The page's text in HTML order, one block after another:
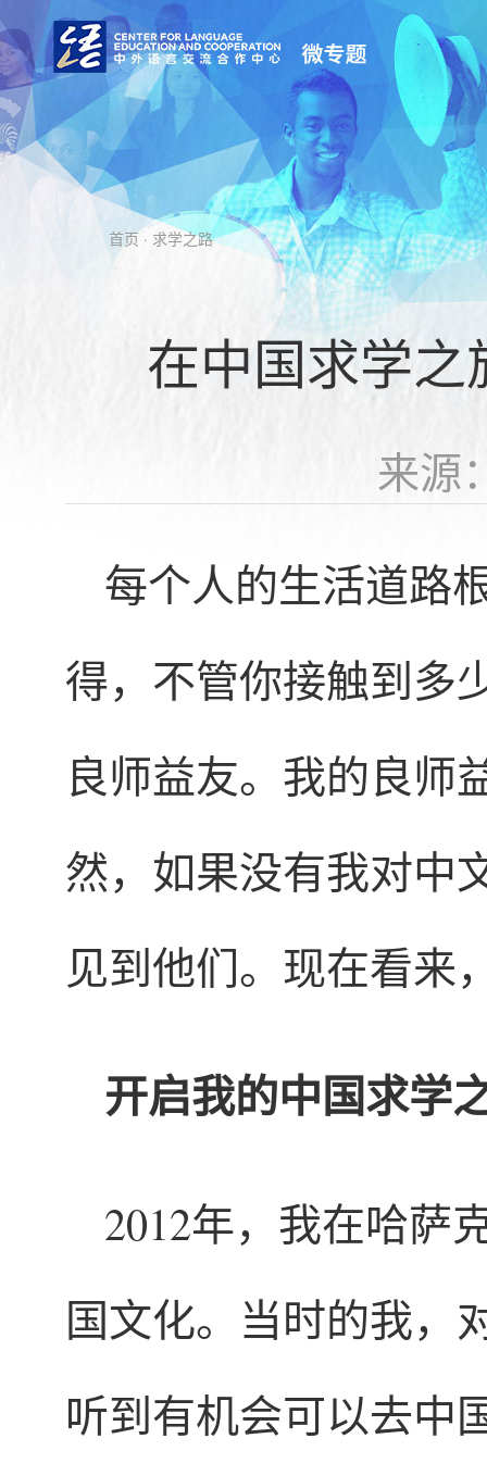
首页 · 求学之路
在中国求学
来源
每个人的生活道路
得，不管你接触到多
良师益友。我的良师
然，如果没有我对中
见到他们。现在看来
开启我的中国求学
2012年，我在哈萨
国文化。当时的我，
听到有机会可以去中